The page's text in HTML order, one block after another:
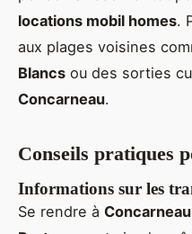
locations mobil homes.
aux plages voisines
Blancs ou des sorties
Concarneau.
Conseils pratiques
Informations sur les
Se rendre à Concarneau